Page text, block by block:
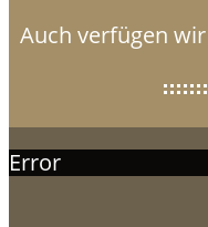
Auch verfügen
Error